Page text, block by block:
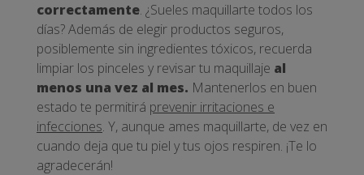
correctamente. ¿Sueles maquillarte todos los
días? Además de elegir productos seguros,
posiblemente sin ingredientes tóxicos, recuerda
limpiar los pinceles y revisar tu maquillaje al
menos una vez al mes. Mantenerlos en buen
estado te permitirá prevenir irritaciones e
infecciones. Y, aunque ames maquillarte, de vez en
cuando deja que tu piel y tus ojos respiren. ¡Te lo
agradecerán!